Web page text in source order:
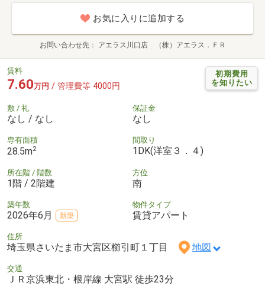
お気に入りに追加する
お問い合わせ先 アエラス川口店 （株）アエラス．ＦＲ
初期費用
を知りたい
賃料
7.60万円 / 管理費等 4000円
敷 / 礼
なし / なし
保証金
なし
専有面積
28.5m2
間取り
1DK(洋室３．４)
所在階 / 階数
1階 / 2階建
方位
南
築年数
2026年6月 新築
物件タイプ
賃貸アパート
住所
埼玉県さいたま市大宮区櫛引町１丁目 地図
交通
ＪＲ京浜東北・根岸線 大宮駅 徒歩23分